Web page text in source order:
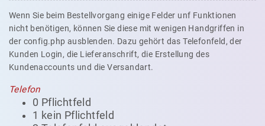
Wenn Sie beim Bestellvorgang einige Felder unf Funktionen
nicht benötigen, können Sie diese mit wenigen Handgriffen in
der config.php ausblenden. Dazu gehört das Telefonfeld, der
Kunden Login, die Lieferanschrift, die Erstellung des
Kundenaccounts und die Versandart.
Telefon
0 Pflichtfeld
1 kein Pflichtfeld